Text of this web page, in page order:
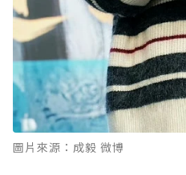
圖片來源：成毅 微博